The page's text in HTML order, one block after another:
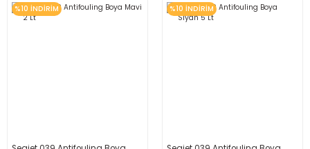
%10 İNDİRİM %10 İNDİRİM